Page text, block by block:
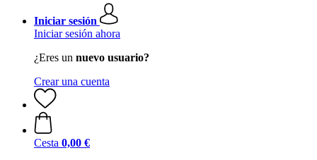
Iniciar sesión
Iniciar sesión ahora
¿Eres un nuevo usuario?
Crear una cuenta
Cesta 0,00 €